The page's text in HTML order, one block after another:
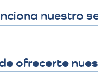
nuestro
ofrecerte